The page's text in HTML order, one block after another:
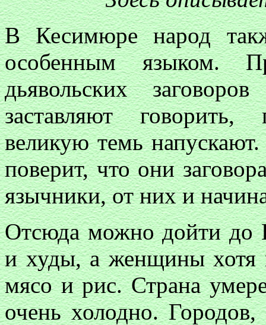
В Кесимюре народ
особенным языком.
дьявольских
заставляют
великую темь
поверит, что они
язычники, от них и
Отсюда можно дойти до
и худы, а женщины
мясо и рис. Страна
очень холодно. Городов,